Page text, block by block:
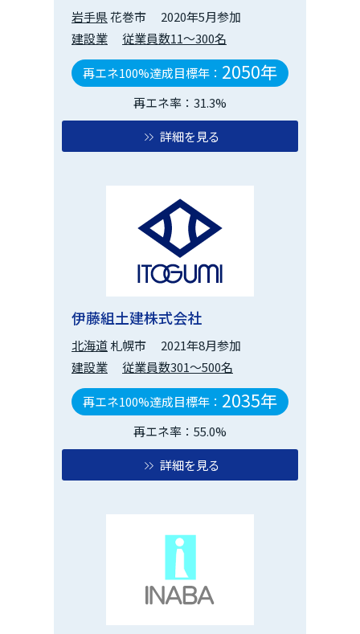
岩手県花巻市
2020年5月参加
建設業
従業員数11～300名
再エネ100%達成目標年： 2050年
再エネ率：31.3%
詳細を見る
伊藤組土建株式会社
北海道札幌市
2021年8月参加
建設業
従業員数301～500名
再エネ100%達成目標年： 2035年
再エネ率：55.0%
詳細を見る